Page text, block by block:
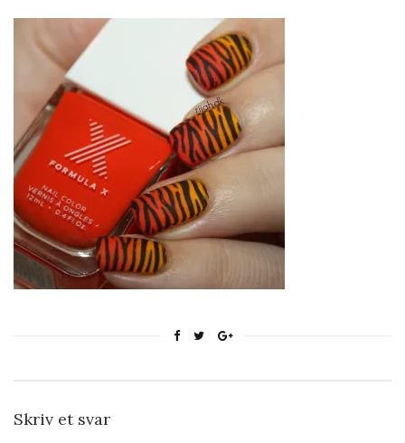
Skriv et svar